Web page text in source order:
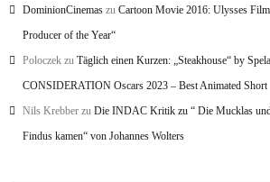
DominionCinemas zu Cartoon Movie 2016: Ulysses
Producer of the Year“
Poloczek zu Täglich einen Kurzen: „Steakhouse“ by
CONSIDERATION Oscars 2023 – Best Animated Short
Nils Krebber zu Die INDAC Kritik zu “ Die Mucklas
Findus kamen“ von Johannes Wolters